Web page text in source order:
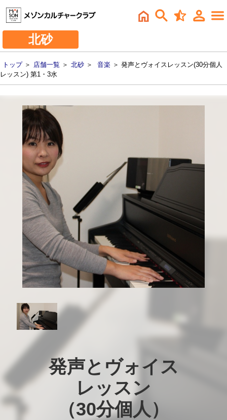
北砂
トップ＞ 店舗一覧 ＞ 北砂 ＞ 音楽 ＞ 発声とヴォイスレッスン(30分個人
レッスン) 第1・3水
発声とヴォイス
レッスン
（30分個人）